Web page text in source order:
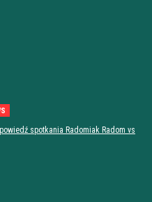
spotkania Radomiak Radom vs